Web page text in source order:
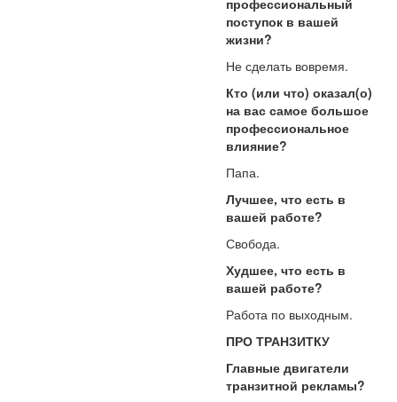
профессиональный
поступок в вашей
жизни?
Не сделать вовремя.
Кто (или что) оказал(о)
на вас самое большое
профессиональное
влияние?
Папа.
Лучшее, что есть в
вашей работе?
Свобода.
Худшее, что есть в
вашей работе?
Работа по выходным.
ПРО ТРАНЗИТКУ
Главные двигатели
транзитной рекламы?